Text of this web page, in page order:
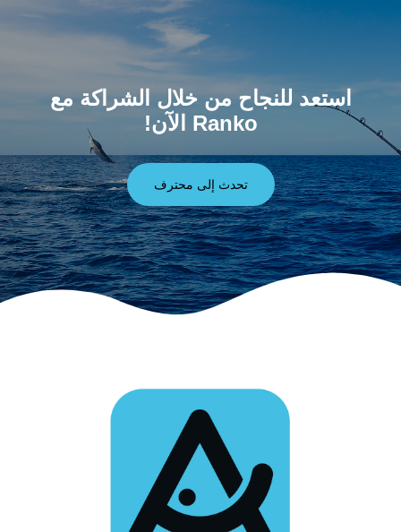
استعد للنجاح من خلال الشراكة مع
Ranko الآن!
تحدث إلى محترف